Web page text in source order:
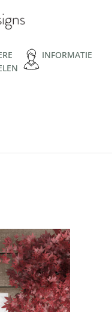
INFORMATIE